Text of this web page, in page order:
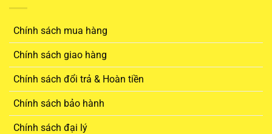
Chính sách mua hàng
Chính sách giao hàng
Chính sách đổi trả & Hoàn tiền
Chính sách bảo hành
Chính sách đại lý